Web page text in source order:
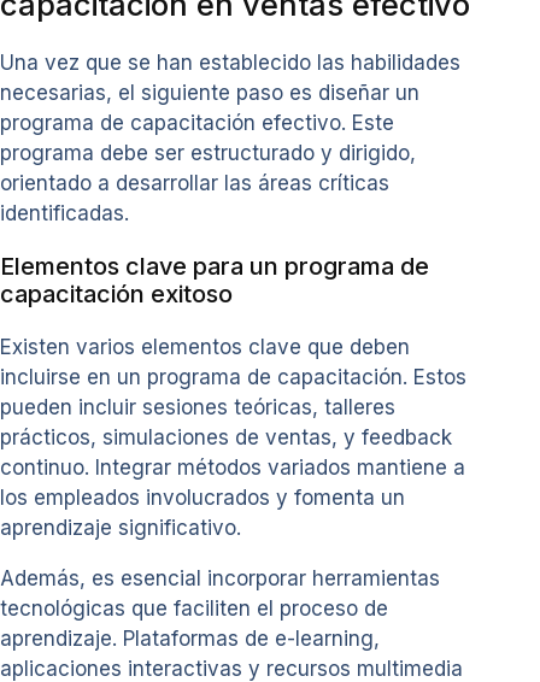
Una vez que se han establecido las habilidades
necesarias, el siguiente paso es diseñar un
programa de capacitación efectivo. Este
programa debe ser estructurado y dirigido,
orientado a desarrollar las áreas críticas
identificadas.
Elementos clave para un programa de
capacitación exitoso
Existen varios elementos clave que deben
incluirse en un programa de capacitación. Estos
pueden incluir sesiones teóricas, talleres
prácticos, simulaciones de ventas, y feedback
continuo. Integrar métodos variados mantiene a
los empleados involucrados y fomenta un
aprendizaje significativo.
Además, es esencial incorporar herramientas
tecnológicas que faciliten el proceso de
aprendizaje. Plataformas de e-learning,
aplicaciones interactivas y recursos multimedia